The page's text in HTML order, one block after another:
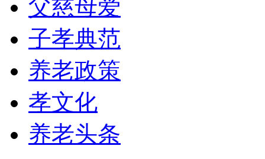
父慈母爱
子孝典范
养老政策
孝文化
养老头条